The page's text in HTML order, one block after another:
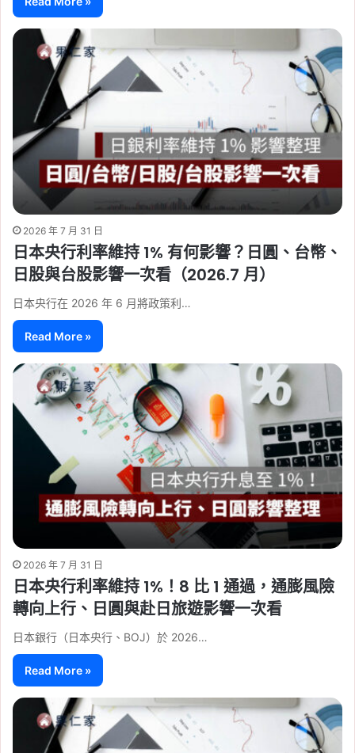
2026 年 7 月 31 日
日本央行利率維持 1% 有何影響？日圓、台幣、
日股與台股影響一次看（2026.7 月）
日本央行在 2026 年 6 月將政策利…
Read More »
2026 年 7 月 31 日
日本央行利率維持 1%！8 比 1 通過，通膨風險
轉向上行、日圓與赴日旅遊影響一次看
日本銀行（日本央行、BOJ）於 2026…
Read More »